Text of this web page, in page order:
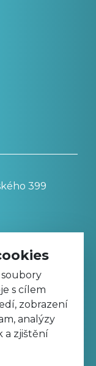
399
s cílem
zobrazení
analýzy
a zjištění